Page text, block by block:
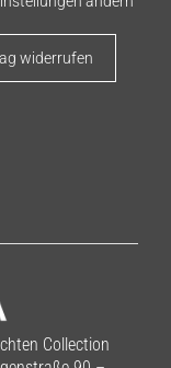
widerrufen
Collection